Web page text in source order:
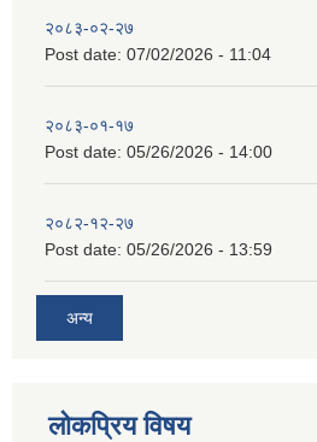
२०८३-०२-२७
Post date: 07/02/2026 - 11:04
२०८३-०१-१७
Post date: 05/26/2026 - 14:00
२०८२-१२-२७
Post date: 05/26/2026 - 13:59
अन्य
लोकप्रिय विषय